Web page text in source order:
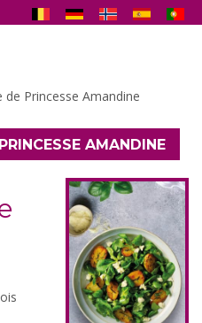
de Princesse Amandine
AMANDINE